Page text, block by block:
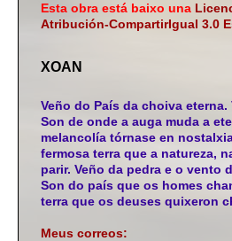
Esta obra está baixo una
Atribución-CompartirIgual 3.0
XOAN
Veño do País da choiva
Son de onde a auga muda a
melancolía tórnase en
fermosa terra que a natureza,
parir. Veño da pedra e o vento
Son do país que os homes
terra que os deuses quixeron
Meus correos: